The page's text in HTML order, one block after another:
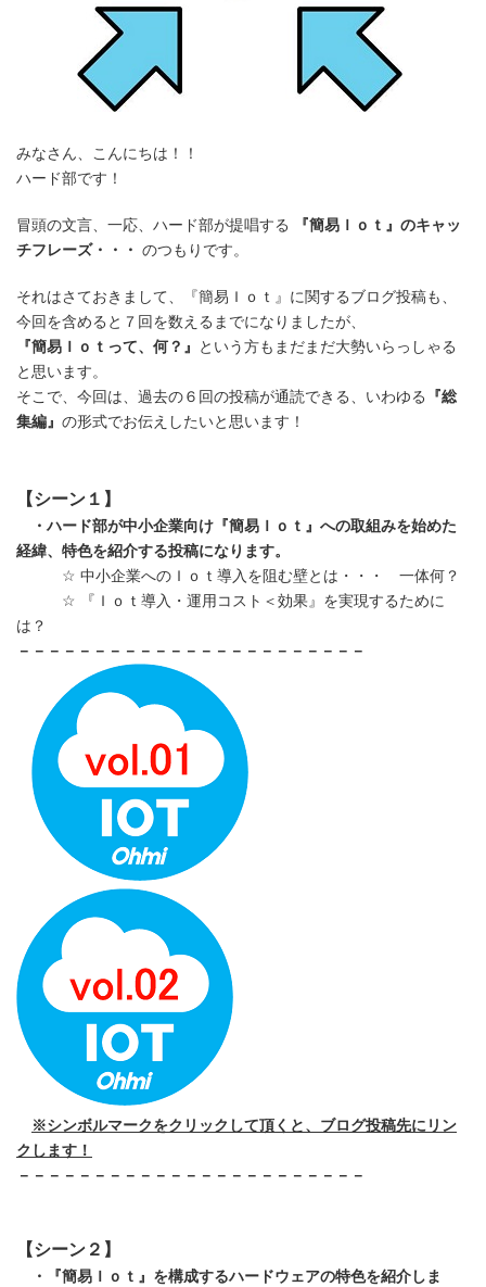
みなさん、こんにちは！！
ハード部です！
冒頭の文言、一応、ハード部が提唱する
『簡易Ｉｏｔ』のキャッ
チフレーズ・・・ のつもりです。
それはさておきまして、『簡易Ｉｏｔ』に関するブログ投稿も、
今回を含めると７回を数えるまでになりましたが、
『簡易Ｉｏｔって、何？』
という方もまだまだ大勢いらっしゃる
と思います。
そこで、今回は、過去の６回の投稿が通読できる、いわゆる
『総
集編』 の形式でお伝えしたいと思います！
【シーン１】
・ハード部が中小企業向け『簡易Ｉｏｔ』への取組みを始めた
経緯、特色を紹介する投稿になります。
☆ 中小企業へのＩｏｔ導入を阻む壁とは・・・ 一体何？
☆ 『Ｉｏｔ導入・運用コスト＜効果』を実現するために
は？
－－－－－－－－－－－－－－－－－－－－－－－
※シンボルマークをクリックして頂くと、ブログ投稿先にリン
クします！
－－－－－－－－－－－－－－－－－－－－－－－
【シーン２】
・『簡易Ｉｏｔ』を構成するハードウェアの特色を紹介しま